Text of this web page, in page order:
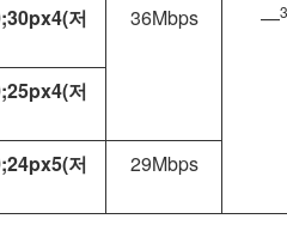
저
36Mbps —3
저
저
29Mbps